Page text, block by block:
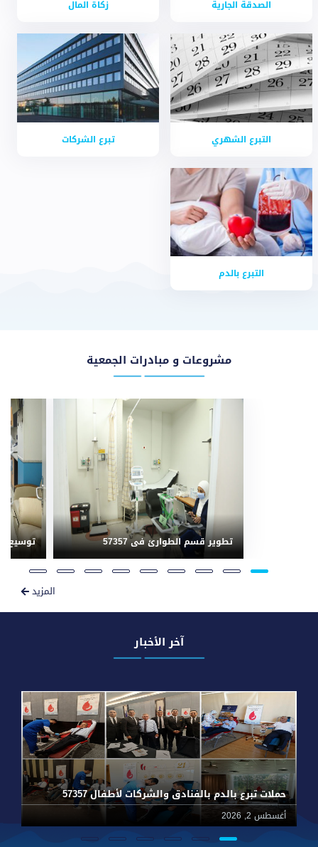
الصدقة الجارية زكاة المال
التبرع الشهري تبرع الشركات
التبرع بالدم
مشروعات و مبادرات الجمعية
تطوير قسم الطوارئ فى 57357 توسيع
المزيد
آخر الأخبار
حملات تبرع بالدم بالفنادق والشركات لأطفال 57357
أغسطس 2, 2026